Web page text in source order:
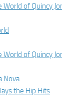
World of Quincy
World of Quincy
Nova
the Hip Hits